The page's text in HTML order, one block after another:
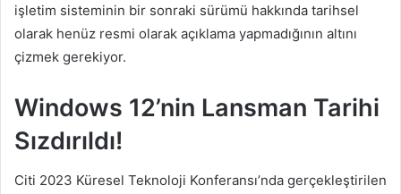
işletim sisteminin bir sonraki sürümü hakkında tarihsel
olarak henüz resmi olarak açıklama yapmadığının altını
çizmek gerekiyor.
Windows 12’nin Lansman Tarihi
Sızdırıldı!
Citi 2023 Küresel Teknoloji Konferansı’nda gerçekleştirilen